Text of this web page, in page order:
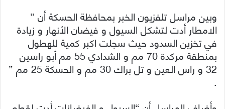
وبين مراسل تلفزيون الخبر بمحافظة الحسكة أن ”
الامطار أدت لتشكل السيول و فيضان الأنهار و زيادة
في تخزين السدود حيث سجلت اكبر كمية للهطول
بمنطقة مركدة 70 مم و الشدادي 55 مم أبو راسين
32 و راس العين و تل براك 30 مم و الحسكة 25 مم ”
.